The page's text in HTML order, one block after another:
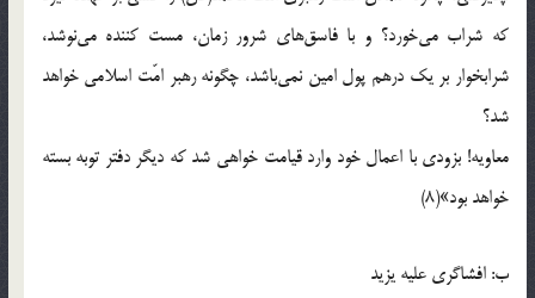
که شراب می‌خورد؟ و با فاسق‌های شرور زمان، مست کننده می‌نوشد،
شرابخوار بر یک درهم پول امین نمی‌باشد، چگونه رهبر امّت اسلامی خواهد
شد؟
معاویه! بزودی با اعمال خود وارد قیامت خواهی شد که دیگر دفتر توبه بسته
خواهد بود»(8)
ب: افشاگری علیه یزید